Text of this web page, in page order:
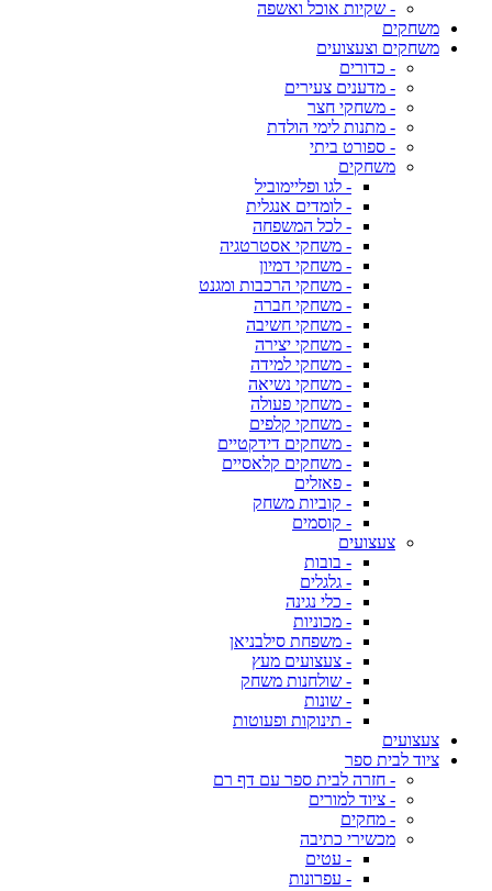
- שקיות אוכל ואשפה
משחקים
משחקים וצעצועים
- כדורים
- מדענים צעירים
- משחקי חצר
- מתנות לימי הולדת
- ספורט ביתי
משחקים
- לגו ופליימוביל
- לומדים אנגלית
- לכל המשפחה
- משחקי אסטרטגיה
- משחקי דמיון
- משחקי הרכבות ומגנט
- משחקי חברה
- משחקי חשיבה
- משחקי יצירה
- משחקי למידה
- משחקי נשיאה
- משחקי פעולה
- משחקי קלפים
- משחקים דידקטיים
- משחקים קלאסיים
- פאזלים
- קוביות משחק
- קוסמים
צעצועים
- בובות
- גלגלים
- כלי נגינה
- מכוניות
- משפחת סילבניאן
- צעצועים מעץ
- שולחנות משחק
- שונות
- תינוקות ופעוטות
צעצועים
ציוד לבית ספר
- חזרה לבית ספר עם דף רם
- ציוד למורים
- מחקים
מכשירי כתיבה
- עטים
- עפרונות